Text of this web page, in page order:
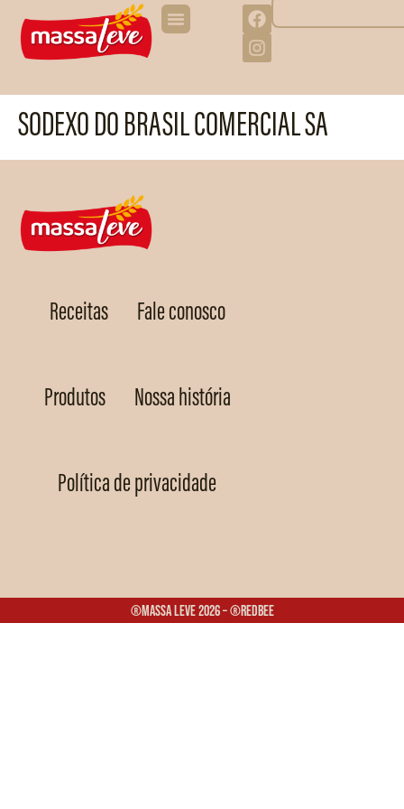
SODEXO DO BRASIL COMERCIAL SA
Receitas Fale conosco
Produtos Nossa história
Política de privacidade
®Massa Leve 2026 – ®Redbee